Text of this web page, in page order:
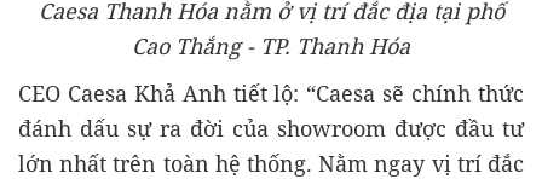
Caesa Thanh Hóa nằm ở vị trí đắc địa tại phố
Cao Thắng - TP. Thanh Hóa
CEO Caesa Khả Anh tiết lộ: “Caesa sẽ chính thức
đánh dấu sự ra đời của showroom được đầu tư
lớn nhất trên toàn hệ thống. Nằm ngay vị trí đắc